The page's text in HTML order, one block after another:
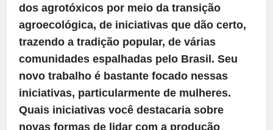
dos agrotóxicos por meio da transição
agroecológica, de iniciativas que dão certo,
trazendo a tradição popular, de várias
comunidades espalhadas pelo Brasil. Seu
novo trabalho é bastante focado nessas
iniciativas, particularmente de mulheres.
Quais iniciativas você destacaria sobre
novas formas de lidar com a produção